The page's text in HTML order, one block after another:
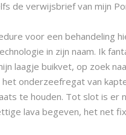
de verwijsbrief van mijn
voor een behandeling
in zijn naam. Ik
laagje buikvet, op zoek
onderzeefregat van
te houden. Tot slot is er
lava begeven, het net